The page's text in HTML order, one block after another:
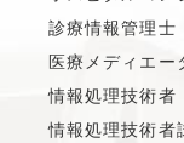
診療情報管理士
医療メディエー
情報処理技術者
情報処理技術者